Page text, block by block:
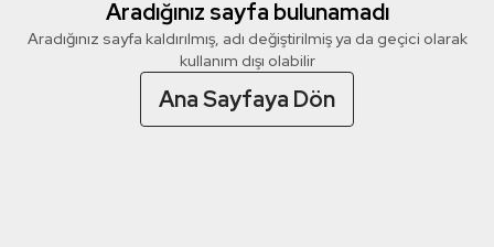
Aradığınız sayfa bulunamadı
Aradığınız sayfa kaldırılmış, adı değiştirilmiş ya da geçici olarak
kullanım dışı olabilir
Ana Sayfaya Dön